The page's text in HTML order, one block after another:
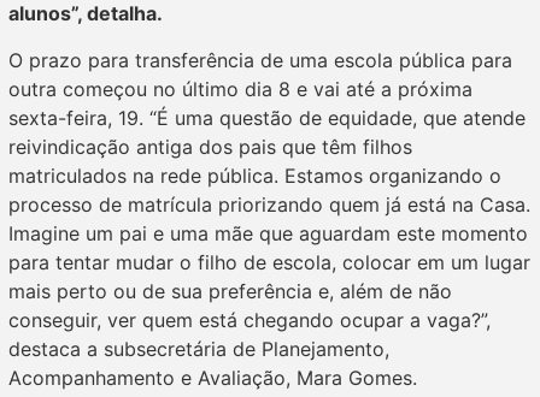
alunos”, detalha.
O prazo para transferência de uma escola pública para
outra começou no último dia 8 e vai até a próxima
sexta-feira, 19. “É uma questão de equidade, que atende
reivindicação antiga dos pais que têm filhos
matriculados na rede pública. Estamos organizando o
processo de matrícula priorizando quem já está na Casa.
Imagine um pai e uma mãe que aguardam este momento
para tentar mudar o filho de escola, colocar em um lugar
mais perto ou de sua preferência e, além de não
conseguir, ver quem está chegando ocupar a vaga?”,
destaca a subsecretária de Planejamento,
Acompanhamento e Avaliação, Mara Gomes.